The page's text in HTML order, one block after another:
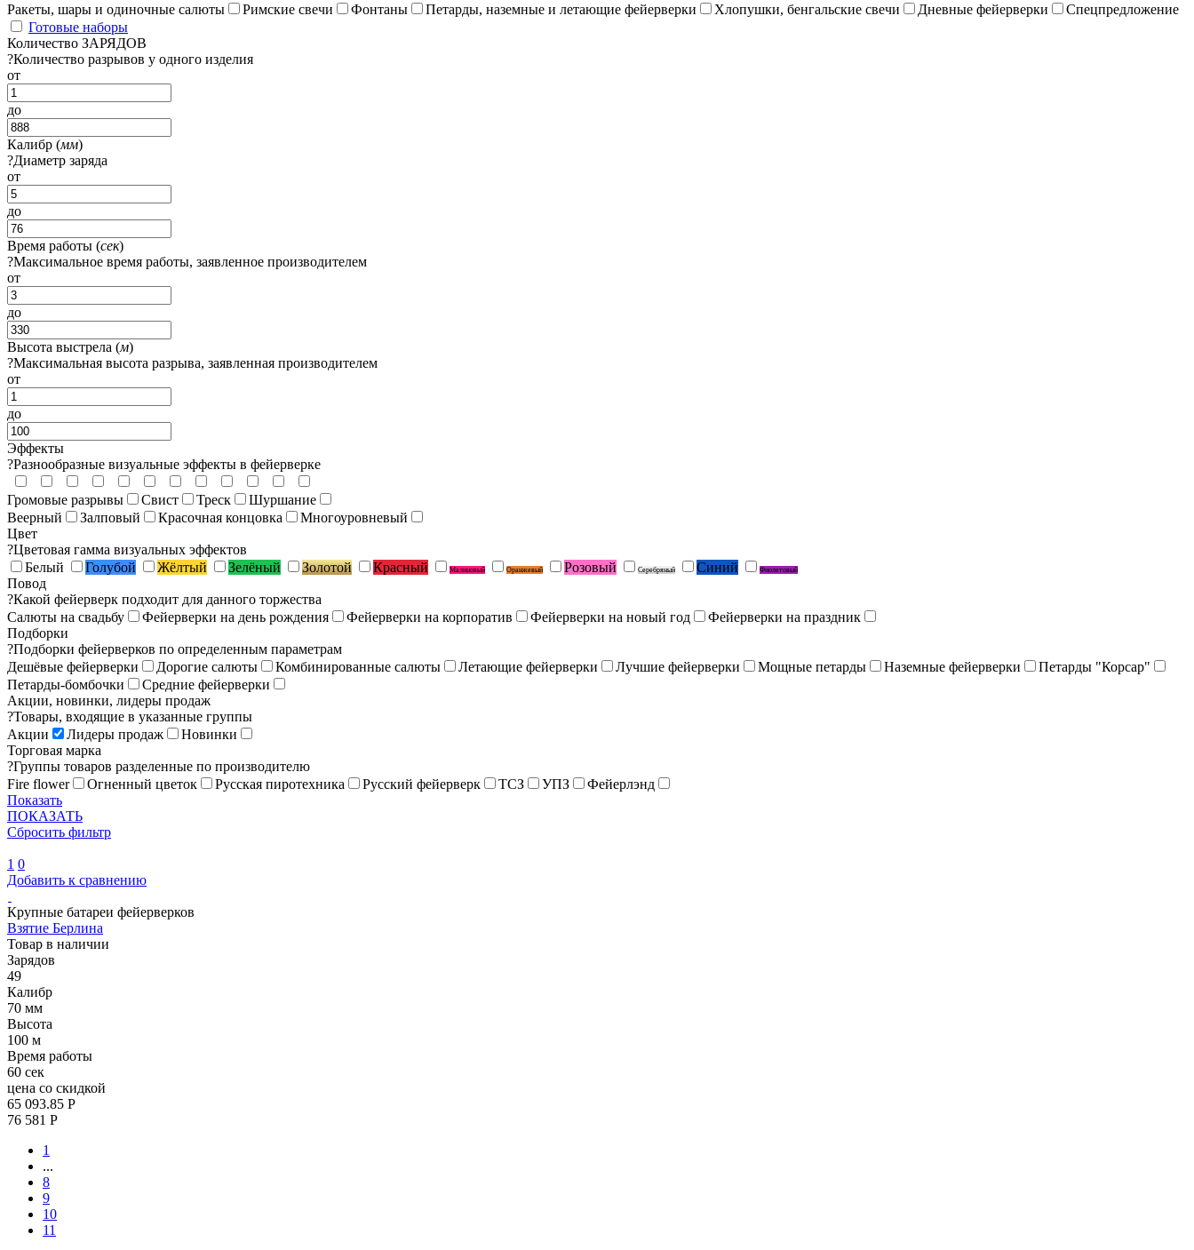
Ракеты, шары и одиночные салюты
Римские свечи Фонтаны Петарды, наземные и летающие фейерверки Хлопушки, бенгальские свечи Дневные фейерверки
Спецпредложение
Готовые наборы
Количество ЗАРЯДОВ
?Количество разрывов у одного изделия
от
до
Калибр (мм)
?Диаметр заряда
от
до
Время работы (сек)
?Максимальное время работы, заявленное производителем
от
до
Высота выстрела (м)
?Максимальная высота разрыва, заявленная производителем
от
до
Эффекты
?Разнообразные визуальные эффекты в фейерверке
Громовые разрывы Свист Треск
Шуршание
Веерный
Залповый Красочная концовка
Многоуровневый
Цвет
?Цветовая гамма визуальных эффектов
Белый
Голубой Жёлтый Зелёный Золотой Красный Малиновый Оранжевый Розовый Серебряный Синий Фиолетовый
Повод
?Какой фейерверк подходит для данного торжества
Салюты на свадьбу
Фейерверки на день рождения Фейерверки на корпоратив Фейерверки на новый год
Фейерверки на праздник
Подборки
?Подборки фейерверков по определенным параметрам
Дешёвые фейерверки
Дорогие салюты Комбинированные салюты Летающие фейерверки Лучшие фейерверки Мощные петарды Наземные фейерверки
Петарды "Корсар"
Петарды-бомбочки
Средние фейерверки
Акции, новинки, лидеры продаж
?Товары, входящие в указанные группы
Акции
Лидеры продаж
Новинки
Торговая марка
?Группы товаров разделенные по производителю
Fire flower
Огненный цветок Русская пиротехника Русский фейерверк ТСЗ УПЗ
Фейерлэнд
Показать
ПОКАЗАТЬ
Сбросить фильтр
1 0
Добавить к сравнению
Крупные батареи фейерверков
Взятие Берлина
Товар в наличии
Зарядов
49
Калибр
70 мм
Высота
100 м
Время работы
60 сек
цена со скидкой
65 093.85 Р
76 581 Р
1
...
8
9
10
11